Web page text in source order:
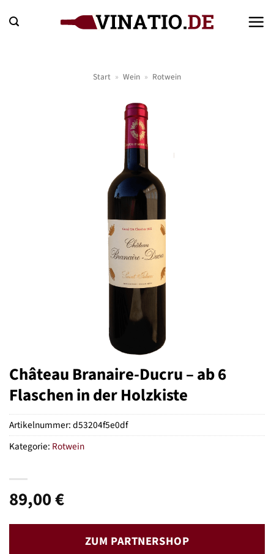
Inhalt
Start » Wein » Rotwein
Château Branaire-Ducru – ab 6
Flaschen in der Holzkiste
89,00€
ZUM PARTNERSHOP
Artikelnummer:d53204f5e0df
Kategorie: Rotwein